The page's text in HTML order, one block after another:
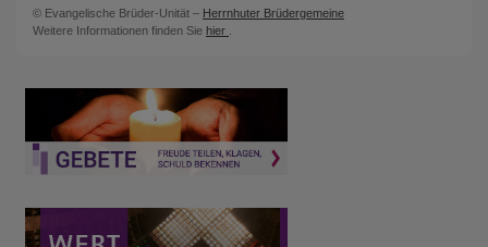
© Evangelische Brüder-Unität – Herrnhuter Brüdergemeine
Weitere Informationen finden Sie hier